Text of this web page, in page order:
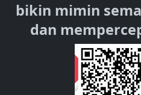
bikin mimin
dan